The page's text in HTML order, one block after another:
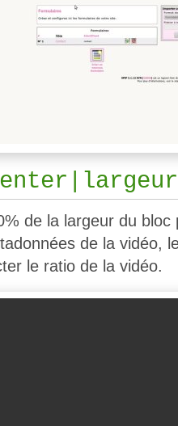
de la largeur du bloc
de la vidéo,
le ratio de la vidéo.